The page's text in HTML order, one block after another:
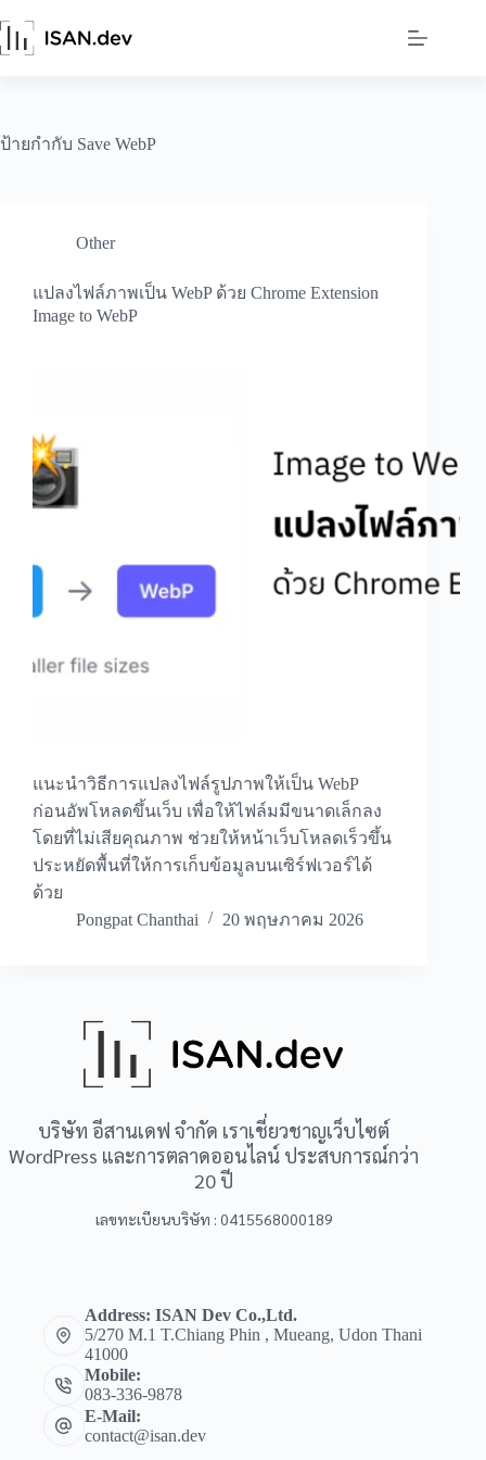
to
content
ป้ายกำกับ Save WebP
Other
แปลงไฟล์ภาพเป็น WebP ด้วย Chrome Extension
Image to WebP
แนะนำวิธีการแปลงไฟล์รูปภาพให้เป็น WebP
ก่อนอัพโหลดขึ้นเว็บ เพื่อให้ไฟล์มมีขนาดเล็กลง
โดยที่ไม่เสียคุณภาพ ช่วยให้หน้าเว็บโหลดเร็วขึ้น
ประหยัดพื้นที่ให้การเก็บข้อมูลบนเซิร์ฟเวอร์ได้
ด้วย
Pongpat Chanthai
20 พฤษภาคม 2026
บริษัท อีสานเดฟ จำกัด เราเชี่ยวชาญเว็บไซต์
WordPress และการตลาดออนไลน์ ประสบการณ์กว่า
20 ปี
เลขทะเบียนบริษัท : 0415568000189
Address: ISAN Dev Co.,Ltd.
5/270 M.1 T.Chiang Phin , Mueang, Udon Thani
41000
Mobile:
083-336-9878
E-Mail:
contact@isan.dev